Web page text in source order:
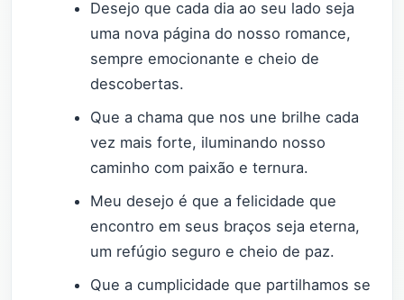
Desejo que cada dia ao seu lado seja
uma nova página do nosso romance,
sempre emocionante e cheio de
descobertas.
Que a chama que nos une brilhe cada
vez mais forte, iluminando nosso
caminho com paixão e ternura.
Meu desejo é que a felicidade que
encontro em seus braços seja eterna,
um refúgio seguro e cheio de paz.
Que a cumplicidade que partilhamos se